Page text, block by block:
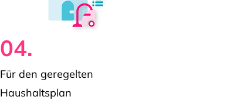
04.
Für den geregelten
Haushaltsplan